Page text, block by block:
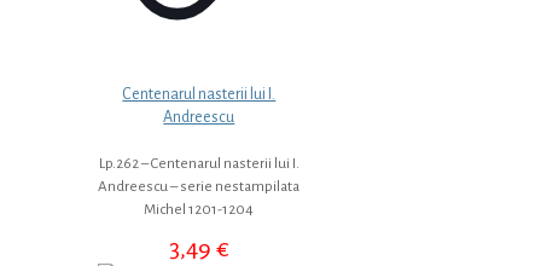
Centenarul nasterii lui I.
Andreescu
Lp.262 – Centenarul nasterii lui I.
Andreescu – serie nestampilata
Michel 1201-1204
3,49 €